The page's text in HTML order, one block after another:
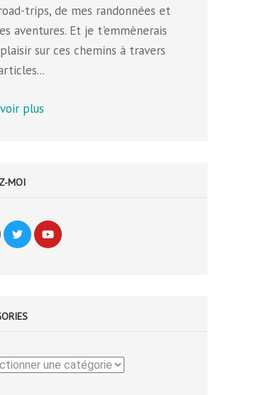
trips, de mes randonnées et
aventures. Et je t'emmènerais
sur ces chemins à travers
plus
MOI